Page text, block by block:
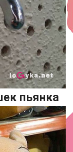
пьянка